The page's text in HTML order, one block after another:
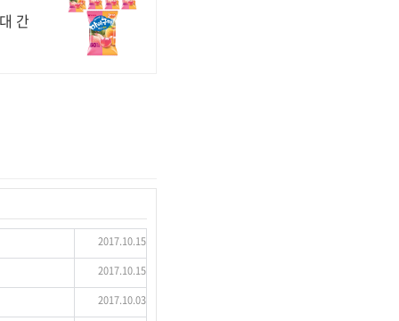
간
2017.10.15
2017.10.15
2017.10.03